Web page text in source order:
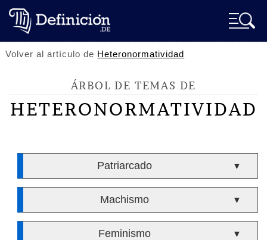
Volver al artículo de Heteronormatividad
ÁRBOL DE TEMAS DE
HETERONORMATIVIDAD
Patriarcado ▼
Machismo ▼
Feminismo ▼